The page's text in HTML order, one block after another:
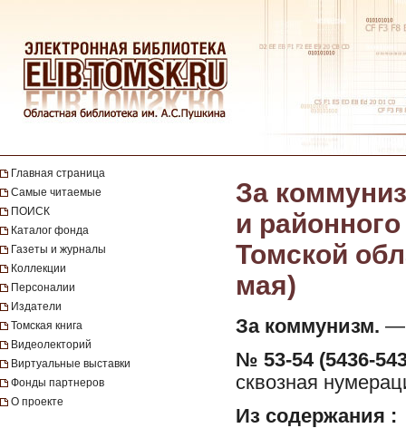
Главная страница
Самые читаемые
ПОИСК
Каталог фонда
Газеты и журналы
Коллекции
Персоналии
Издатели
Томская книга
Видеолекторий
Виртуальные выставки
Фонды партнеров
О проекте
За
и
Томской
мая)
За коммунизм. —
№ 53-54 (5436-
сквозная
Из содержания :